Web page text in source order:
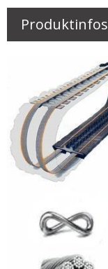
Produktinfos